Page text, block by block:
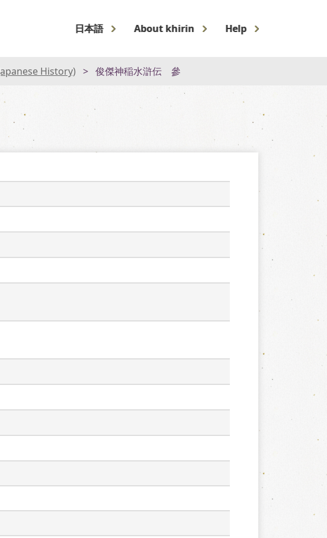
日本語 About khirin Help
History) 俊傑神稲水滸伝 參